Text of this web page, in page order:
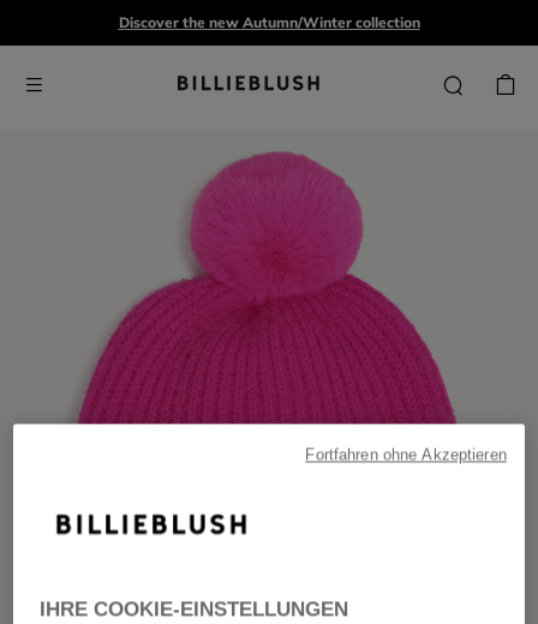
Discover the new Autumn/Winter collection
IHRE COOKIE-EINSTELLUNGEN
Fortfahren ohne Akzeptieren